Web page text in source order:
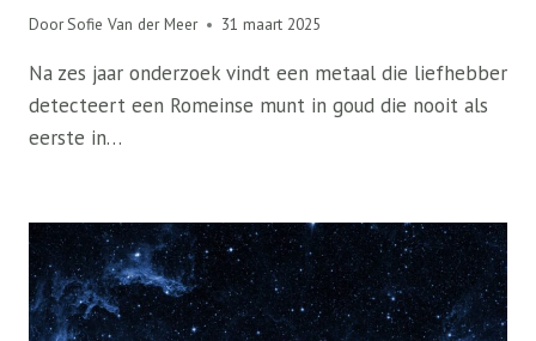
DoorSofie Van der Meer 31 maart 2025
Na zes jaar onderzoek vindt een metaal die liefhebber
detecteert een Romeinse munt in goud die nooit als
eerste in…